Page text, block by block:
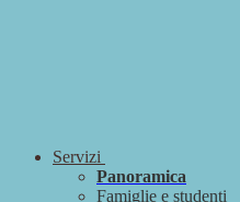
Servizi
Panoramica
Famiglie e studenti